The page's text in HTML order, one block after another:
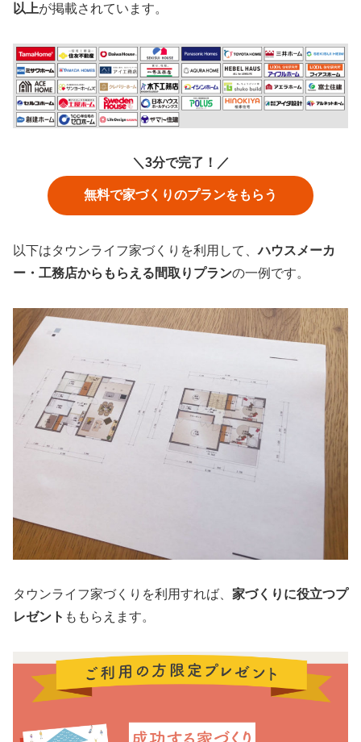
以上が掲載されています。
＼3分で完了！／
無料で家づくりのプランをもらう
以下はタウンライフ家づくりを利用して、ハウスメーカ
ー・工務店からもらえる間取りプランの一例です。
タウンライフ家づくりを利用すれば、 家づくりに役立つプ
レゼント ももらえます。